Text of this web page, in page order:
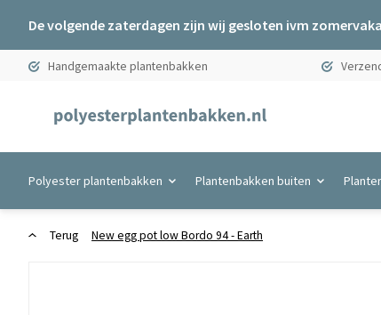
De volgende zaterdagen zijn wij gesloten ivm
Handgemaakte plantenbakken
Polyester plantenbakken Plantenbakken buiten
Terug New egg pot low Bordo 94 - Earth